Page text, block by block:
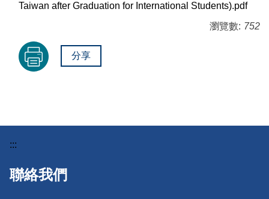
Taiwan after Graduation for International Students).pdf
瀏覽數: 752
分享
:::
聯絡我們